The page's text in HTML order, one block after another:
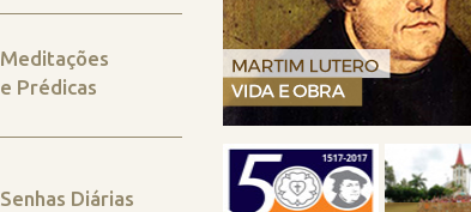
Meditações
e Prédicas
Senhas Diárias